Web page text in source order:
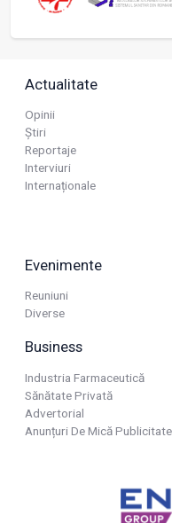
Actualitate
Opinii
Știri
Reportaje
Interviuri
Internaționale
Evenimente
Reuniuni
Diverse
Business
Industria Farmaceutică
Sănătate Privată
Advertorial
Anunțuri De Mică Publicitate